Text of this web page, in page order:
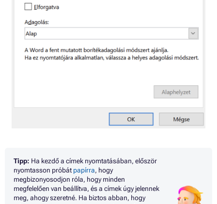
Tipp: Ha kezdő a címek nyomtatásában, először
nyomtasson próbátpapírra, hogy
megbizonyosodjon róla, hogy minden
megfelelően van beállítva, és a címek úgy jelennek
meg, ahogy szeretné. Ha biztos abban, hogy